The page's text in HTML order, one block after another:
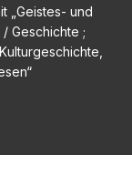
„Geistes- und
Geschichte ;